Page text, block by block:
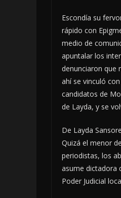
Escondía su
rápido con
medio de
apuntalar los
denunciaron que
ahí se vinculó
candidatos de
de Layda, y se
De Layda
Quizá el menor
periodistas, los
asume dictadora
Poder Judicial